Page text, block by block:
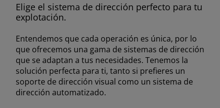
AND MIDDLE-
and Middle-East (English)
et Moyen Orient (Français)
Elige el sistema de dirección perfecto para tu
explotación.
Entendemos que cada operación es única, por lo
que ofrecemos una gama de sistemas de dirección
que se adaptan a tus necesidades. Tenemos la
solución perfecta para ti, tanto si prefieres un
soporte de dirección visual como un sistema de
dirección automatizado.